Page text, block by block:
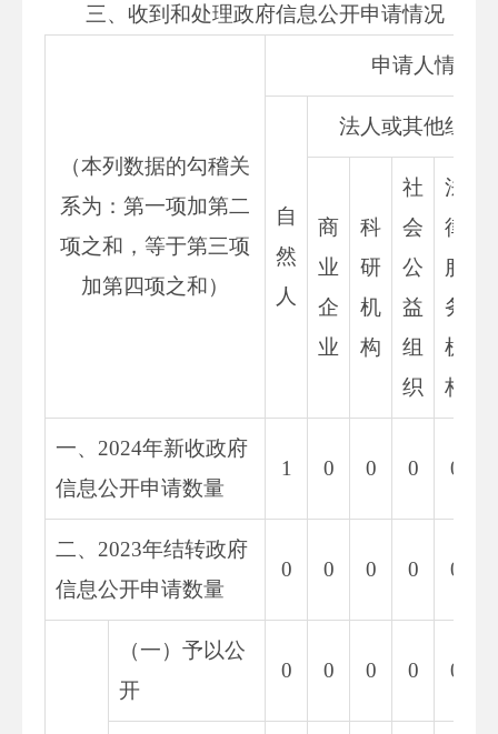
三、收到和处理政府信息公开申请情况
（本列数据的勾稽关
系为：第一项加第二
项之和，等于第三项
加第四项之和）
申请人情况
自
然
人
法人或其他组织
商
业
企
业
科
研
机
构
社
会
公
益
组
织
法
律
服
务
机
构
一、2024年新收政府
信息公开申请数量
1 0 0 0 0
二、2023年结转政府
信息公开申请数量
0 0 0 0 0
（一）予以公
开
0 0 0 0 0